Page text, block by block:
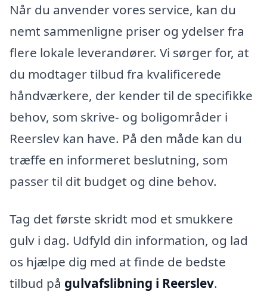
Når du anvender vores service, kan du
nemt sammenligne priser og ydelser fra
flere lokale leverandører. Vi sørger for, at
du modtager tilbud fra kvalificerede
håndværkere, der kender til de specifikke
behov, som skrive- og boligområder i
Reerslev kan have. På den måde kan du
træffe en informeret beslutning, som
passer til dit budget og dine behov.
Tag det første skridt mod et smukkere
gulv i dag. Udfyld din information, og lad
os hjælpe dig med at finde de bedste
tilbud på gulvafslibning i Reerslev.